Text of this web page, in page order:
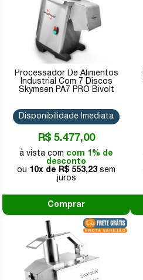
Processador De Alimentos
Industrial Com 7 Discos
Skymsen PA7 PRO Bivolt
R$ 5.477,00
com 1% de
desconto
10x de
R$ 553,23
Disponibilidade Imediata
Comprar